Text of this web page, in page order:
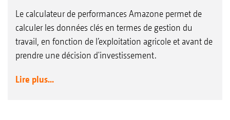
Le calculateur de performances Amazone permet de
calculer les données clés en termes de gestion du
travail, en fonction de l’exploitation agricole et avant de
prendre une décision d'investissement.
Lire plus...